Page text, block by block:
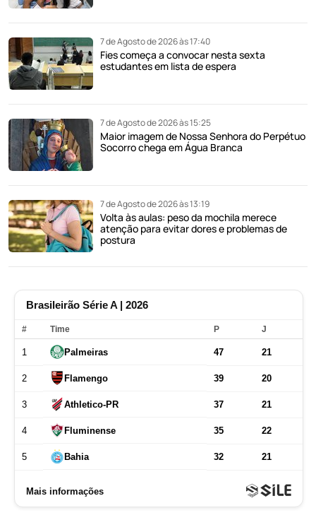
7 de Agosto de 2026 às 17:40
Fies começa a convocar nesta sexta
estudantes em lista de espera
7 de Agosto de 2026 às 15:25
Maior imagem de Nossa Senhora do Perpétuo
Socorro chega em Água Branca
7 de Agosto de 2026 às 13:19
Volta às aulas: peso da mochila merece
atenção para evitar dores e problemas de
postura